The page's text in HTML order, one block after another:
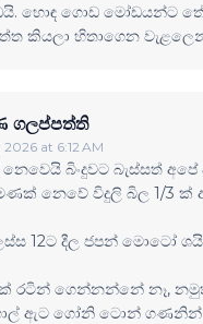
හොඳ ගොඩ මෝඩයන්ට
කියලා හිතාගෙන
ගලප්පත්ති
2026 at 6:12 AM
බිංදුවට බැස්සත්
නෙවේ විදුලි බිල 1/3 ක්
12ට දීල ජපන් මොටෝ
රටින් ගෙන්නන්නේ නෑ,
ඇට ගෝනි ටොන් ගණනින්